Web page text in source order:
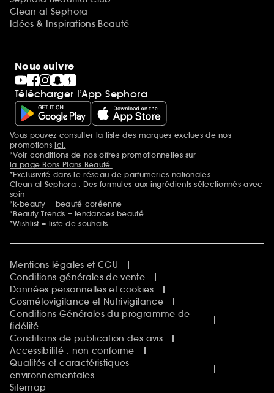
Clean at Sephora
Idées & Inspirations Beauté
Nous suivre
Télécharger l’App Sephora
Mentions additionnelles
Vous pouvez consulter la liste des marques exclues de nos
promotionsici.
*Voir conditions de nos offres promotionnelles sur
la page Bons Plans Beauté.
*Exclusivité dans le réseau de parfumeries nationales.
Clean at Sephora : Des formules aux ingrédients sélectionnés avec
soin
*k-beauty = beauté coréenne
*Beauty Trends = tendances beauté
*Wishlist = liste de souhaits
Mentions légales et CGU
Conditions générales de vente
Données personnelles et cookies
Cosmétovigilance et Nutrivigilance
Conditions Générales du programme de
fidélité
Conditions de publication des avis
Accessibilité : non conforme
Qualités et caractéristiques
environnementales
Sitemap